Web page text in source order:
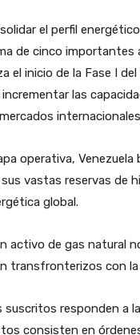
el perfil
de cinco importantes
el inicio de la Fase I
las
operativa,
vastas reservas de
global.
activo de gas natural
transfronterizos con la
responden a
consisten en